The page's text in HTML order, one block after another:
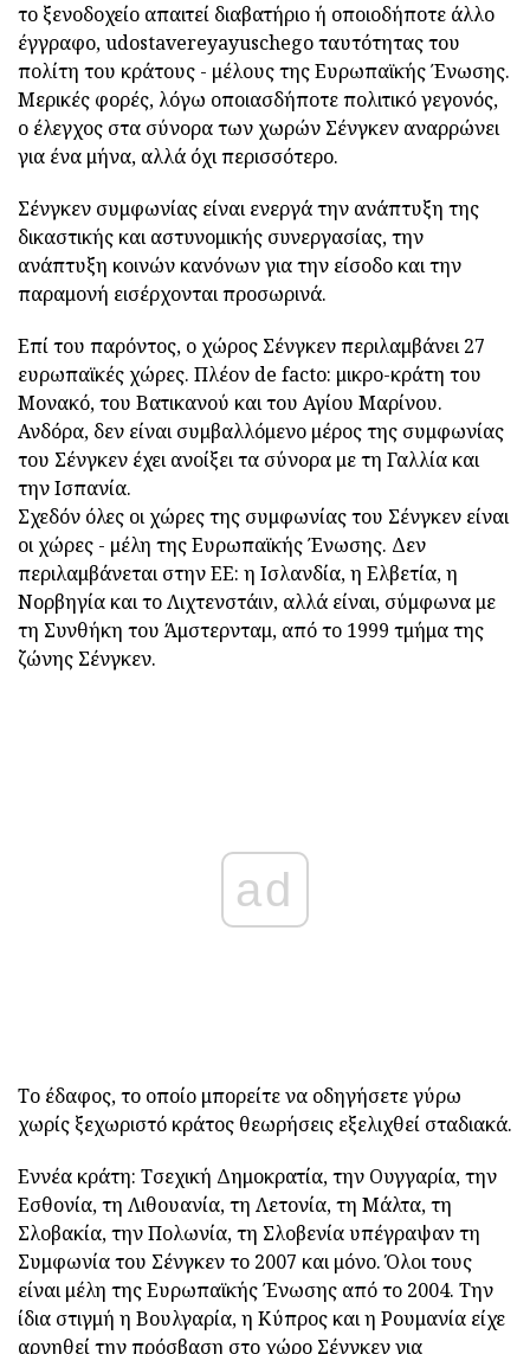
το ξενοδοχείο απαιτεί διαβατήριο ή οποιοδήποτε άλλο
έγγραφο, udostavereyayuschego ταυτότητας του
πολίτη του κράτους - μέλους της Ευρωπαϊκής Ένωσης.
Μερικές φορές, λόγω οποιασδήποτε πολιτικό γεγονός,
ο έλεγχος στα σύνορα των χωρών Σένγκεν αναρρώνει
για ένα μήνα, αλλά όχι περισσότερο.
Σένγκεν συμφωνίας είναι ενεργά την ανάπτυξη της
δικαστικής και αστυνομικής συνεργασίας, την
ανάπτυξη κοινών κανόνων για την είσοδο και την
παραμονή εισέρχονται προσωρινά.
Επί του παρόντος, ο χώρος Σένγκεν περιλαμβάνει 27
ευρωπαϊκές χώρες. Πλέον de facto: μικρο-κράτη του
Μονακό, του Βατικανού και του Αγίου Μαρίνου.
Ανδόρα, δεν είναι συμβαλλόμενο μέρος της συμφωνίας
του Σένγκεν έχει ανοίξει τα σύνορα με τη Γαλλία και
την Ισπανία.
Σχεδόν όλες οι χώρες της συμφωνίας του Σένγκεν είναι
οι χώρες - μέλη της Ευρωπαϊκής Ένωσης. Δεν
περιλαμβάνεται στην ΕΕ: η Ισλανδία, η Ελβετία, η
Νορβηγία και το Λιχτενστάιν, αλλά είναι, σύμφωνα με
τη Συνθήκη του Άμστερνταμ, από το 1999 τμήμα της
ζώνης Σένγκεν.
ad
Το έδαφος, το οποίο μπορείτε να οδηγήσετε γύρω
χωρίς ξεχωριστό κράτος θεωρήσεις εξελιχθεί σταδιακά.
Εννέα κράτη: Τσεχική Δημοκρατία, την Ουγγαρία, την
Εσθονία, τη Λιθουανία, τη Λετονία, τη Μάλτα, τη
Σλοβακία, την Πολωνία, τη Σλοβενία υπέγραψαν τη
Συμφωνία του Σένγκεν το 2007 και μόνο. Όλοι τους
είναι μέλη της Ευρωπαϊκής Ένωσης από το 2004. Την
ίδια στιγμή η Βουλγαρία, η Κύπρος και η Ρουμανία είχε
αρνηθεί την πρόσβαση στο χώρο Σένγκεν για